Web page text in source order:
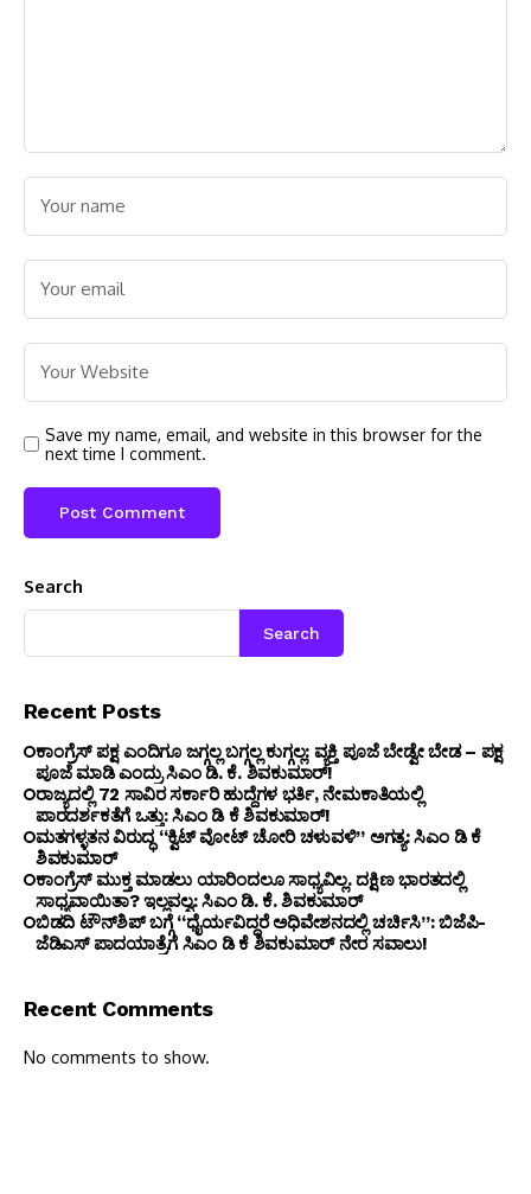
Save my name, email, and website in this browser for the
next time I comment.
Search
Search
Recent Posts
ಕಾಂಗ್ರೆಸ್ ಪಕ್ಷ ಎಂದಿಗೂ ಜಗ್ಗಲ್ಲ ಬಗ್ಗಲ್ಲ ಕುಗ್ಗಲ್ಲ: ವ್ಯಕ್ತಿ ಪೂಜೆ ಬೇಡ್ವೇ ಬೇಡ – ಪಕ್ಷ
ಪೂಜೆ ಮಾಡಿ ಎಂದ್ರು ಸಿಎಂ ಡಿ. ಕೆ. ಶಿವಕುಮಾರ್!
ರಾಜ್ಯದಲ್ಲಿ 72 ಸಾವಿರ ಸರ್ಕಾರಿ ಹುದ್ದೆಗಳ ಭರ್ತಿ, ನೇಮಕಾತಿಯಲ್ಲಿ
ಪಾರದರ್ಶಕತೆಗೆ ಒತ್ತು: ಸಿಎಂ ಡಿ ಕೆ ಶಿವಕುಮಾರ್!
ಮತಗಳ್ಳತನ ವಿರುದ್ಧ “ಕ್ವಿಟ್ ವೋಟ್ ಚೋರಿ ಚಳುವಳಿ” ಅಗತ್ಯ: ಸಿಎಂ ಡಿ ಕೆ
ಶಿವಕುಮಾರ್
ಕಾಂಗ್ರೆಸ್ ಮುಕ್ತ ಮಾಡಲು ಯಾರಿಂದಲೂ ಸಾಧ್ಯವಿಲ್ಲ. ದಕ್ಷಿಣ ಭಾರತದಲ್ಲಿ
ಸಾಧ್ಯವಾಯಿತಾ? ಇಲ್ಲವಲ್ವ: ಸಿಎಂ ಡಿ. ಕೆ. ಶಿವಕುಮಾರ್
ಬಿಡದಿ ಟೌನ್‌ಶಿಪ್ ಬಗ್ಗೆ “ಧೈರ್ಯವಿದ್ದರೆ ಅಧಿವೇಶನದಲ್ಲಿ ಚರ್ಚಿಸಿ”: ಬಿಜೆಪಿ-
ಜೆಡಿಎಸ್ ಪಾದಯಾತ್ರೆಗೆ ಸಿಎಂ ಡಿ ಕೆ ಶಿವಕುಮಾರ್ ನೇರ ಸವಾಲು!
Recent Comments
No comments to show.